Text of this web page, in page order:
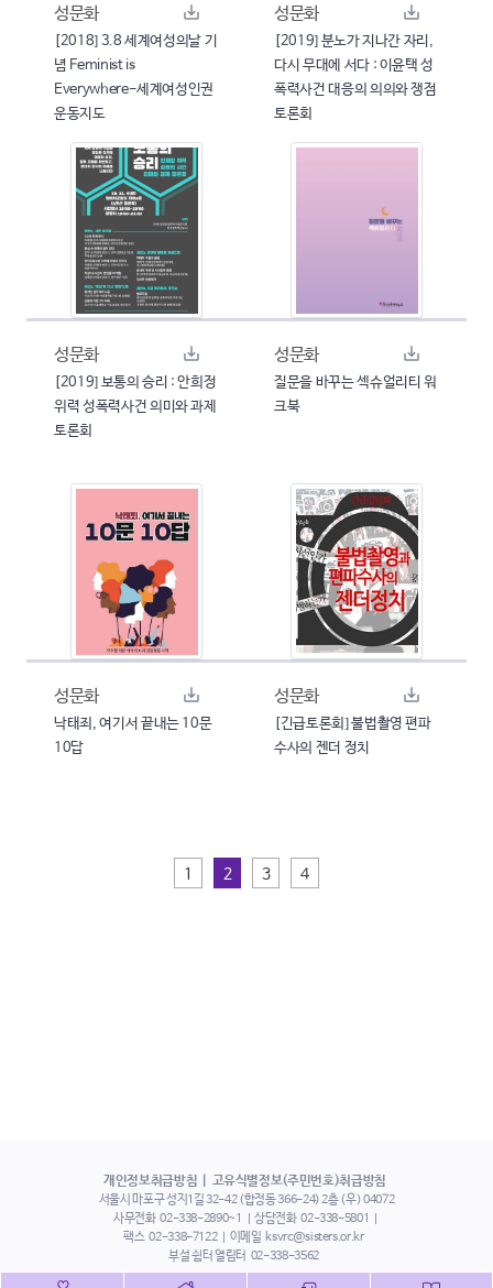
성문화
[2018] 3.8 세계여성의날 기
념 Feminist is
Everywhere-세계여성인권
운동지도
성문화
[2019] 분노가 지나간 자리,
다시 무대에 서다 : 이윤택 성
폭력사건 대응의 의의와 쟁점
토론회
성문화
[2019] 보통의 승리 : 안희정
위력 성폭력사건 의미와 과제
토론회
성문화
질문을 바꾸는 섹슈얼리티 워
크북
성문화
낙태죄, 여기서 끝내는 10문
10답
성문화
[긴급토론회] 불법촬영 편파
수사의 젠더 정치
1 2 3 4
개인정보취급방침 고유식별정보(주민번호)취급방침
서울시 마포구 성지1길 32-42 (합정동 366-24) 2층 (우) 04072
사무전화 02-338-2890~1 상담전화 02-338-5801
팩스 02-338-7122 이메일 ksvrc@sisters.or.kr
부설 쉼터 열림터 02-338-3562